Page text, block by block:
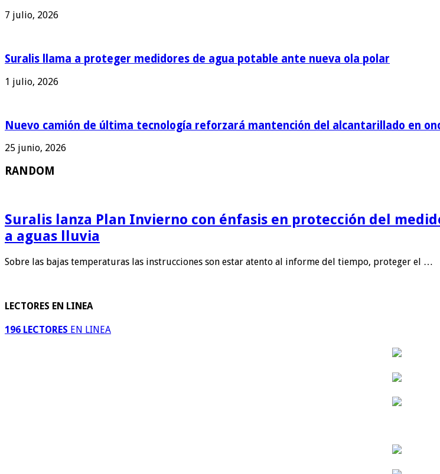
7 julio, 2026
Suralis llama a proteger medidores de agua potable ante nueva ola polar
1 julio, 2026
Nuevo camión de última tecnología reforzará mantención del alcantarillado en
25 junio, 2026
RANDOM
Suralis lanza Plan Invierno con énfasis en protección del
a aguas lluvia
Sobre las bajas temperaturas las instrucciones son estar atento al informe del tiempo, proteger el …
LECTORES EN LINEA
196 LECTORES EN LINEA